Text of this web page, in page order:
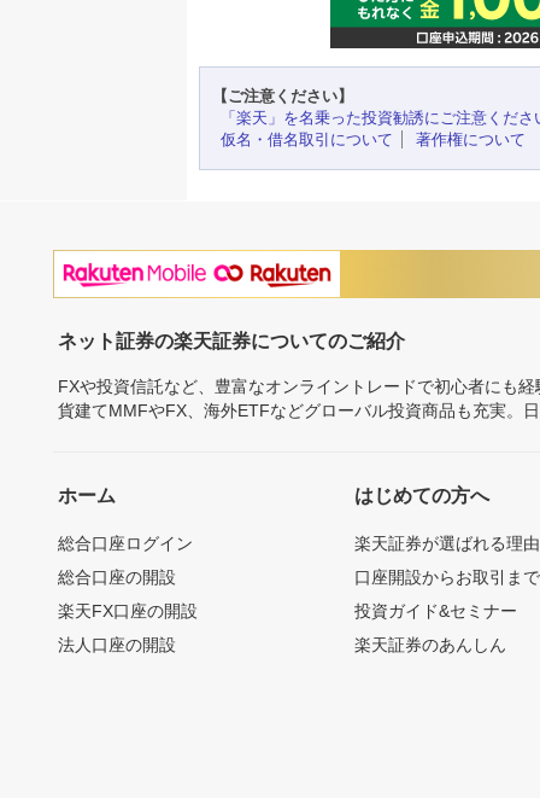
【ご注意ください】
「楽天」を名乗った投資勧誘にご注意くださ
仮名・借名取引について
著作権について
ネット証券の楽天証券についてのご紹介
FXや投資信託など、豊富なオンライントレードで初心者にも
貨建てMMFやFX、海外ETFなどグローバル投資商品も充実。
ホーム
総合口座ログイン
総合口座の開設
楽天FX口座の開設
法人口座の開設
はじめての方へ
楽天証券が選ばれる理由
口座開設からお取引ま
投資ガイド&セミナー
楽天証券のあんしん